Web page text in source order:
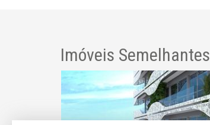
Imóveis Semelhantes